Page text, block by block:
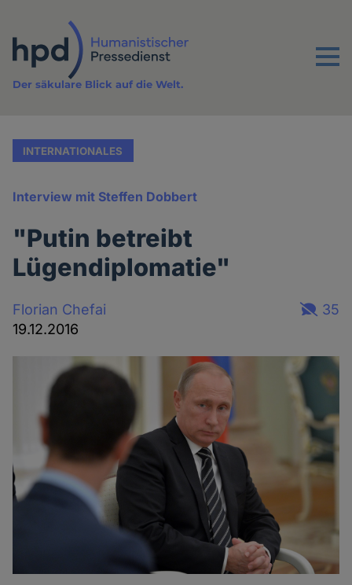
Inhalt
Menu
Der säkulare Blick auf die Welt.
INTERNATIONALES
Interview mit Steffen Dobbert
"Putin betreibt
Lügendiplomatie"
Florian Chefai
19.12.2016
35